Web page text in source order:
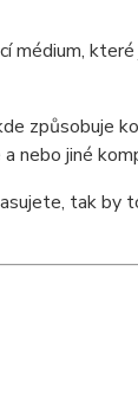
médium,
způsobuje
nebo jiné
tak by